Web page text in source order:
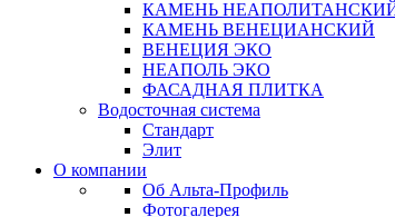
КАМЕНЬ
КАМЕНЬ ВЕНЕЦИАНСКИЙ
ВЕНЕЦИЯ ЭКО
НЕАПОЛЬ ЭКО
ФАСАДНАЯ ПЛИТКА
Водосточная система
Стандарт
Элит
О компании
Об Альта-Профиль
Фотогалерея